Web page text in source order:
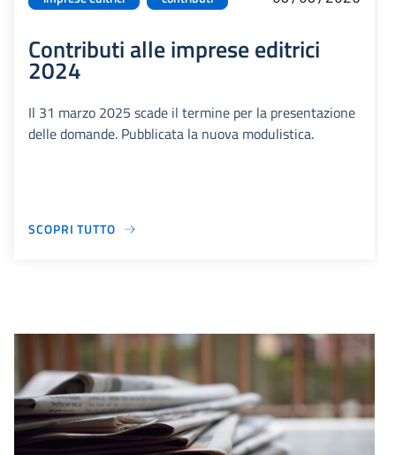
Contributi alle imprese editrici
2024
Il 31 marzo 2025 scade il termine per la presentazione
delle domande. Pubblicata la nuova modulistica.
SCOPRI TUTTO